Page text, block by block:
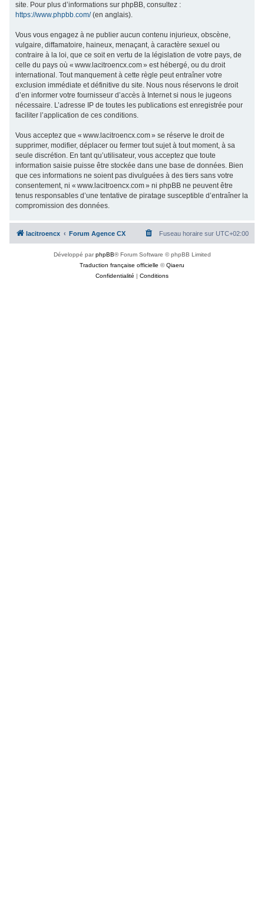
site. Pour plus d’informations sur phpBB, consultez :
https://www.phpbb.com/(en anglais).
Vous vous engagez à ne publier aucun contenu injurieux, obscène,
vulgaire, diffamatoire, haineux, menaçant, à caractère sexuel ou
contraire à la loi, que ce soit en vertu de la législation de votre pays, de
celle du pays où « www.lacitroencx.com » est hébergé, ou du droit
international. Tout manquement à cette règle peut entraîner votre
exclusion immédiate et définitive du site. Nous nous réservons le droit
d’en informer votre fournisseur d’accès à Internet si nous le jugeons
nécessaire. L’adresse IP de toutes les publications est enregistrée pour
faciliter l’application de ces conditions.
Vous acceptez que « www.lacitroencx.com » se réserve le droit de
supprimer, modifier, déplacer ou fermer tout sujet à tout moment, à sa
seule discrétion. En tant qu’utilisateur, vous acceptez que toute
information saisie puisse être stockée dans une base de données. Bien
que ces informations ne soient pas divulguées à des tiers sans votre
consentement, ni « www.lacitroencx.com » ni phpBB ne peuvent être
tenus responsables d’une tentative de piratage susceptible d’entraîner la
compromission des données.
lacitroencx Forum Agence CX Fuseau horaire sur UTC+02:00
Développé parphpBB® Forum Software © phpBB Limited
Traduction française officielle ©Qiaeru
Confidentialité | Conditions